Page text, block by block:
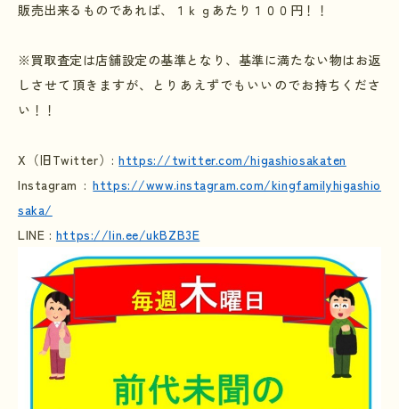
販売出来るものであれば、１ｋｇあたり１００円！！
※買取査定は店舗設定の基準となり、基準に満たない物はお返
しさせて頂きますが、とりあえずでもいいのでお持ちくださ
い！！
X （旧Twitter） :https://twitter.com/higashiosakaten
Instagram :https://www.instagram.com/kingfamilyhigashio
saka/
LINE : https://lin.ee/ukBZB3E